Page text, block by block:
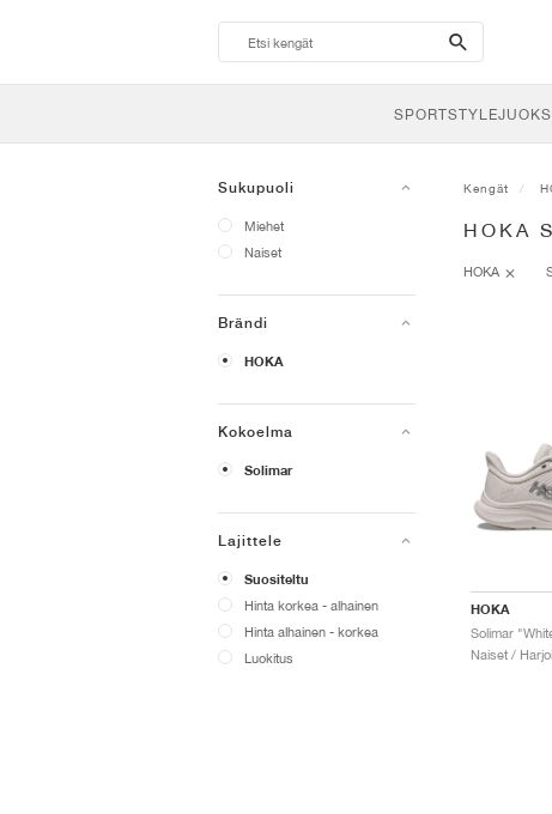
search-
btn
SPORTSTYLE
Sukupuoli
Miehet
Naiset
Brändi
HOKA
Kokoelma
Solimar
Lajittele
Suositeltu
Hinta korkea - alhainen
Hinta alhainen - korkea
Luokitus
Kengät
HOKA
HOKA
HOKA
Solimar
Naiset /